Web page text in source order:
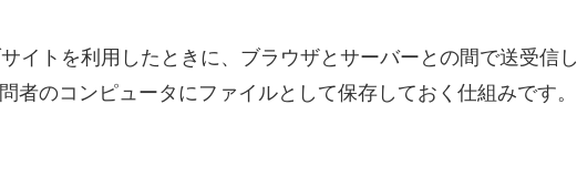
イトを利用したときに、ブラウザとサーバーとの間で送受信し
者のコンピュータにファイルとして保存しておく仕組みです。